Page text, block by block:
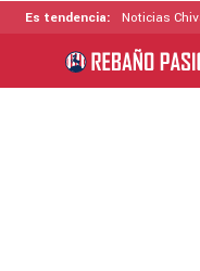
Es tendencia: Noticias